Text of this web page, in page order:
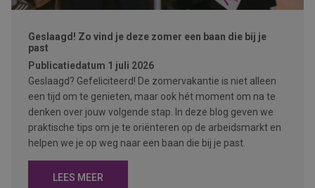
Geslaagd! Zo vind je deze zomer een baan die bij je
past
Publicatiedatum 1 juli 2026
Geslaagd? Gefeliciteerd! De zomervakantie is niet alleen
een tijd om te genieten, maar ook hét moment om na te
denken over jouw volgende stap. In deze blog geven we
praktische tips om je te oriënteren op de arbeidsmarkt en
helpen we je op weg naar een baan die bij je past.
LEES MEER